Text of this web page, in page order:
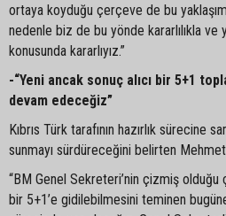
ortaya koyduğu çerçeve de bu
nedenle biz de bu yönde kararlılıkla ve
konusunda kararlıyız.”
-“Yeni ancak sonuç alıcı bir 5+1
devam edeceğiz”
Kıbrıs Türk tarafının hazırlık sürecine
sunmayı sürdüreceğini belirten
“BM Genel Sekreteri’nin çizmiş olduğu
bir 5+1’e gidilebilmesini teminen